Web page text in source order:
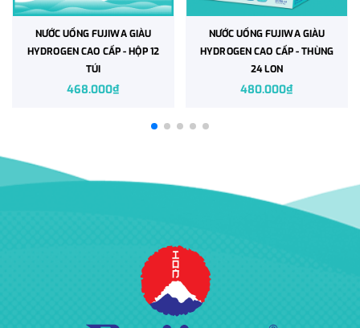
NƯỚC UỐNG FUJIWA GIÀU
HYDROGEN CAO CẤP - HỘP 12
TÚI
468.000₫
NƯỚC UỐNG FUJIWA GIÀU
HYDROGEN CAO CẤP - THÙNG
24 LON
480.000₫